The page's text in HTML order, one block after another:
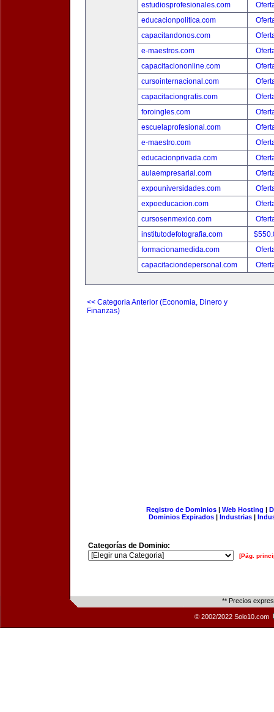
estudiosprofesionales.com
educacionpolitica.com
capacitandonos.com
e-maestros.com
capacitaciononline.com
cursointernacional.com
capacitaciongratis.com
foroingles.com
escuelaprofesional.com
e-maestro.com
educacionprivada.com
aulaempresarial.com
expouniversidades.com
expoeducacion.com
cursosenmexico.com
institutodefotografia.com
formacionamedida.com
capacitaciondepersonal.com
<< Categoria Anterior (Economia, Dinero y
Finanzas)
Registro de Dominios| Web Hosting |
Dominios Expirados | Industrias |
Categorías de Dominio:
[Pág.
** Precios
© 2002/2022 Solo10.com